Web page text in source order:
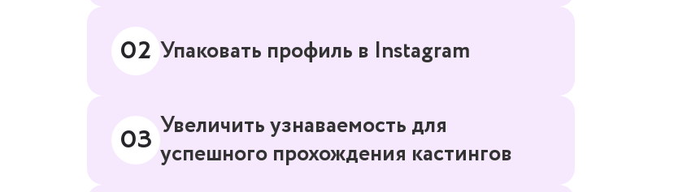
02 Упаковать профиль в Instagram
03 Увеличить узнаваемость для
успешного прохождения кастингов